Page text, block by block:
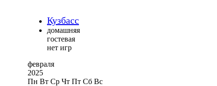
Кузбасс
домашняя
гостевая
нет игр
февраля
2025
Пн Вт Ср Чт Пт Сб Вс